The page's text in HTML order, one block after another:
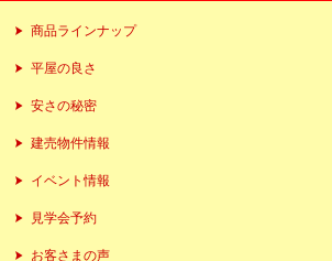
商品ラインナップ
平屋の良さ
安さの秘密
建売物件情報
イベント情報
見学会予約
お客さまの声